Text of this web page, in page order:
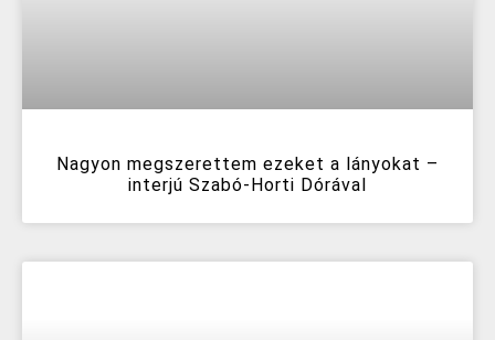
Nagyon megszerettem ezeket a lányokat –
interjú Szabó-Horti Dórával